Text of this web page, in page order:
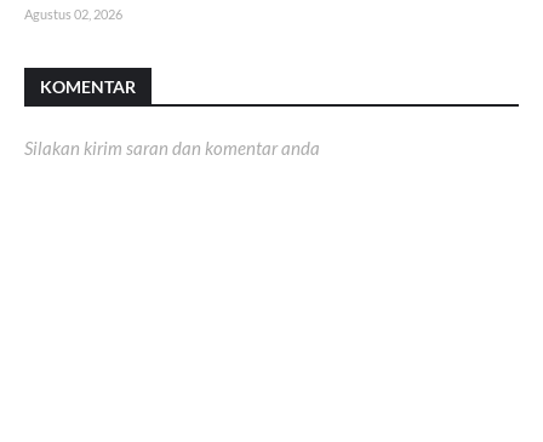
Agustus 02, 2026
KOMENTAR
Silakan kirim saran dan komentar anda